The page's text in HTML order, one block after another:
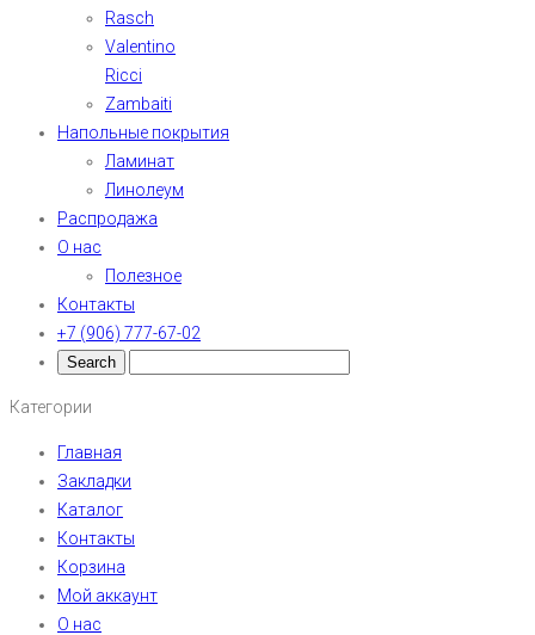
Rasch
Valentino
Ricci
Zambaiti
Напольные покрытия
Ламинат
Линолеум
Распродажа
О нас
Полезное
Контакты
+7 (906) 777-67-02
Категории
Главная
Закладки
Каталог
Контакты
Корзина
Мой аккаунт
О нас